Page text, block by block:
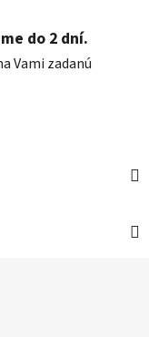
do 2 dní.
Vami zadanú